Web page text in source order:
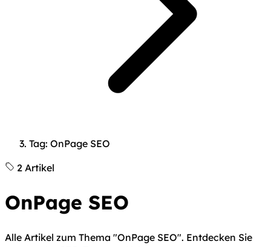
Tag: OnPage SEO
2 Artikel
OnPage SEO
Alle Artikel zum Thema "OnPage SEO". Entdecken Sie